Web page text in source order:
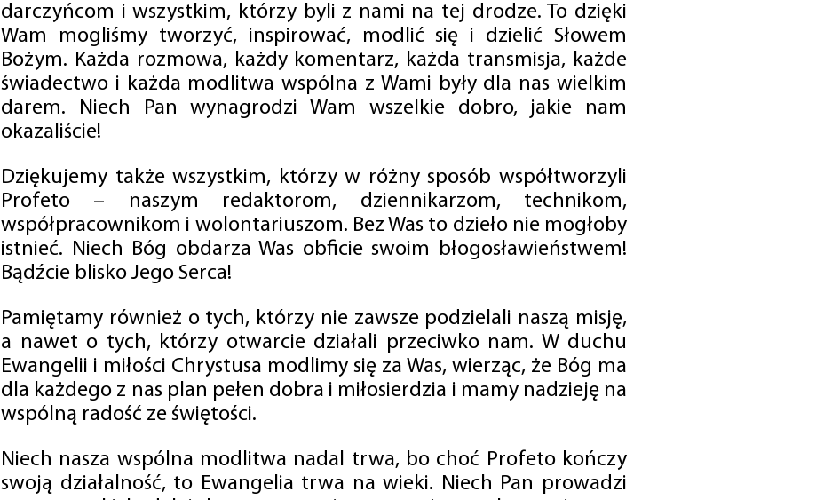
darczyńcom i wszystkim, którzy byli z nami na tej drodze. To dzięki
Wam mogliśmy tworzyć, inspirować, modlić się i dzielić Słowem
Bożym. Każda rozmowa, każdy komentarz, każda transmisja, każde
świadectwo i każda modlitwa wspólna z Wami były dla nas wielkim
darem. Niech Pan wynagrodzi Wam wszelkie dobro, jakie nam
okazaliście!
Dziękujemy także wszystkim, którzy w różny sposób współtworzyli
Profeto – naszym redaktorom, dziennikarzom, technikom,
współpracownikom i wolontariuszom. Bez Was to dzieło nie mogłoby
istnieć. Niech Bóg obdarza Was obficie swoim błogosławieństwem!
Bądźcie blisko Jego Serca!
Pamiętamy również o tych, którzy nie zawsze podzielali naszą misję,
a nawet o tych, którzy otwarcie działali przeciwko nam. W duchu
Ewangelii i miłości Chrystusa modlimy się za Was, wierząc, że Bóg ma
dla każdego z nas plan pełen dobra i miłosierdzia i mamy nadzieję na
wspólną radość ze świętości.
Niech nasza wspólna modlitwa nadal trwa, bo choć Profeto kończy
swoją działalność, to Ewangelia trwa na wieki. Niech Pan prowadzi